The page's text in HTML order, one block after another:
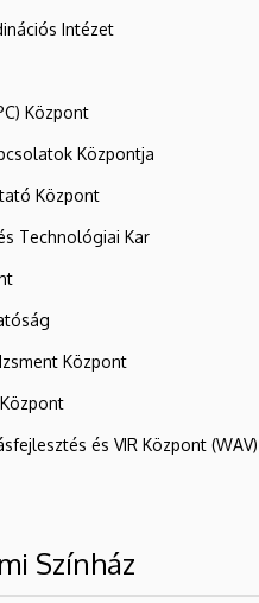
Intézet
Központ
Központja
Központ
Technológiai Kar
Központ
és VIR Központ (WAV)
Színház